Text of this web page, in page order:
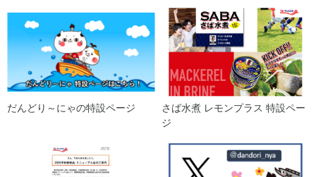
だんどり～にゃの特設ページ
さば水煮 レモンプラス 特設ペー
ジ